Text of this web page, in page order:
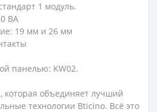
1 модуль.
ВA
19 мм и 26 мм
панелью: KW02.
которая объединяет лучший
технологии Bticino. Всё это